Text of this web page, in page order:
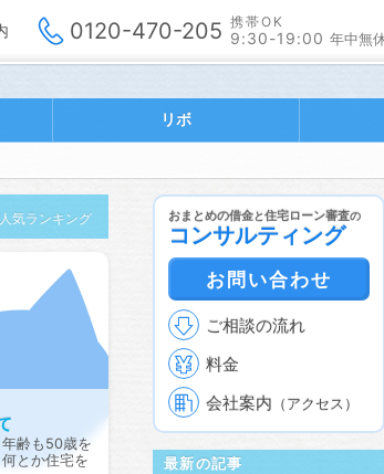
リボ
気ランキング
齢も50歳を
とか住宅を
おまとめの借金と住宅ローン審査の
コンサルティング
お問い合わせ
ご相談の流れ
料金
会社案内 （アクセス）
最新の記事
0120-470-205 携帯OK
9:30-19:00 年中無